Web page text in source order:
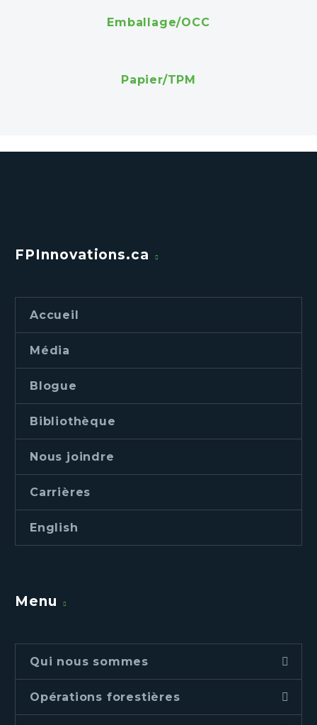
Emballage/OCC
Papier/TPM
FPInnovations.ca
Accueil
Média
Blogue
Bibliothèque
Nous joindre
Carrières
English
Menu
Qui nous sommes
Opérations forestières